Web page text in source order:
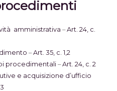
amministrativa –Art. 24, c.
–Art. 35, c. 1,2
procedimentali–Art. 24, c. 2
e acquisizione d’ufficio